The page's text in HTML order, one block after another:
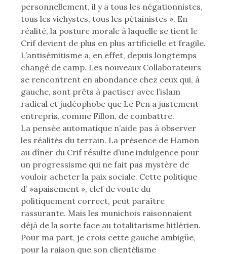
personnellement, il y a tous les négationnistes,
tous les vichystes, tous les pétainistes ». En
réalité, la posture morale à laquelle se tient le
Crif devient de plus en plus artificielle et fragile.
L’antisémitisme a, en effet, depuis longtemps
changé de camp. Les nouveaux Collaborateurs
se rencontrent en abondance chez ceux qui, à
gauche, sont prêts à pactiser avec l’islam
radical et judéophobe que Le Pen a justement
entrepris, comme Fillon, de combattre.
La pensée automatique n’aide pas à observer
les réalités du terrain. La présence de Hamon
au dîner du Crif résulte d’une indulgence pour
un progressisme qui ne fait pas mystère de
vouloir acheter la paix sociale. Cette politique
d’ »apaisement », clef de voute du
politiquement correct, peut paraître
rassurante. Mais les munichois raisonnaient
déjà de la sorte face au totalitarisme hitlérien.
Pour ma part, je crois cette gauche ambigüe,
pour la raison que son clientélisme